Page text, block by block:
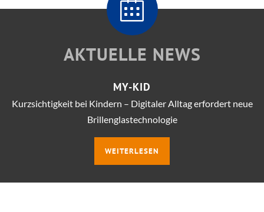
AKTUELLE NEWS
MY-KID
Kurzsichtigkeit bei Kindern – Digitaler Alltag erfordert neue
Brillenglastechnologie
WEITERLESEN